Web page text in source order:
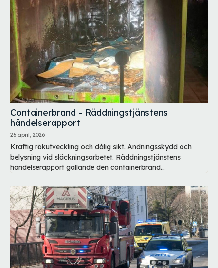
Containerbrand – Räddningstjänstens
händelserapport
26 april, 2026
Kraftig rökutveckling och dålig sikt. Andningsskydd och
belysning vid släckningsarbetet. Räddningstjänstens
händelserapport gällande den containerbrand...